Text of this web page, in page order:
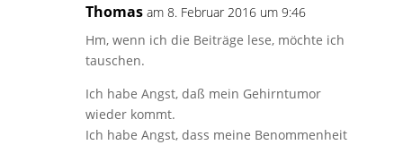
Thomas am 8. Februar 2016 um 9:46
Hm, wenn ich die Beiträge lese, möchte ich
tauschen.
Ich habe Angst, daß mein Gehirntumor
wieder kommt.
Ich habe Angst, dass meine Benommenheit